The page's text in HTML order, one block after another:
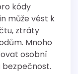
kódy
může vést k
ztráty
Mnoho
osobní
bezpečnost.